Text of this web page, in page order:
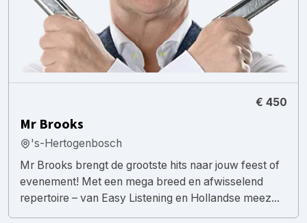
€ 450
Mr Brooks
's-Hertogenbosch
Mr Brooks brengt de grootste hits naar jouw feest of
evenement! Met een mega breed en afwisselend
repertoire – van Easy Listening en Hollandse meez...